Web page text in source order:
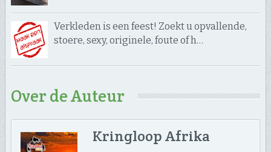
Verkleden is een feest! Zoekt u opvallende,
stoere, sexy, originele, foute of h…
Over de Auteur
Kringloop Afrika